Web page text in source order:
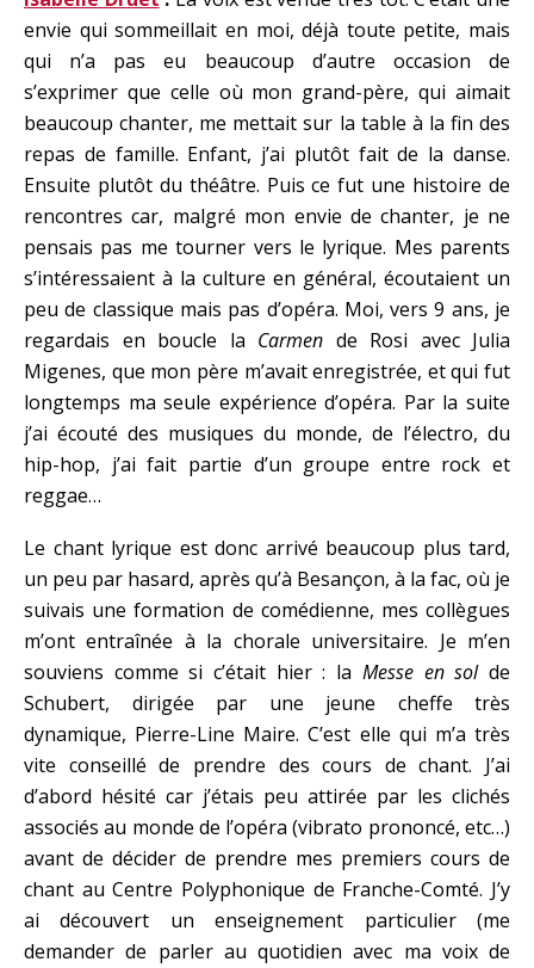
envie qui sommeillait en moi, déjà toute petite, mais
qui n’a pas eu beaucoup d’autre occasion de
s’exprimer que celle où mon grand-père, qui aimait
beaucoup chanter, me mettait sur la table à la fin des
repas de famille. Enfant, j’ai plutôt fait de la danse.
Ensuite plutôt du théâtre. Puis ce fut une histoire de
rencontres car, malgré mon envie de chanter, je ne
pensais pas me tourner vers le lyrique. Mes parents
s’intéressaient à la culture en général, écoutaient un
peu de classique mais pas d’opéra. Moi, vers 9 ans, je
regardais en boucle la Carmen de Rosi avec Julia
Migenes, que mon père m’avait enregistrée, et qui fut
longtemps ma seule expérience d’opéra. Par la suite
j’ai écouté des musiques du monde, de l’électro, du
hip-hop, j’ai fait partie d’un groupe entre rock et
reggae…
Le chant lyrique est donc arrivé beaucoup plus tard,
un peu par hasard, après qu’à Besançon, à la fac, où je
suivais une formation de comédienne, mes collègues
m’ont entraînée à la chorale universitaire. Je m’en
souviens comme si c’était hier : la Messe en solde
Schubert, dirigée par une jeune cheffe très
dynamique, Pierre-Line Maire. C’est elle qui m’a très
vite conseillé de prendre des cours de chant. J’ai
d’abord hésité car j’étais peu attirée par les clichés
associés au monde de l’opéra (vibrato prononcé, etc…)
avant de décider de prendre mes premiers cours de
chant au Centre Polyphonique de Franche-Comté. J’y
ai découvert un enseignement particulier (me
demander de parler au quotidien avec ma voix de